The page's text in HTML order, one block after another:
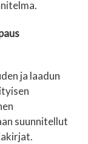
ja laadun
suunnitellut